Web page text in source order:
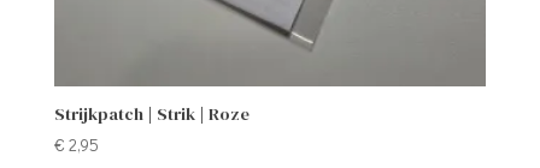
Strijkpatch | Strik | Roze
€ 2,95